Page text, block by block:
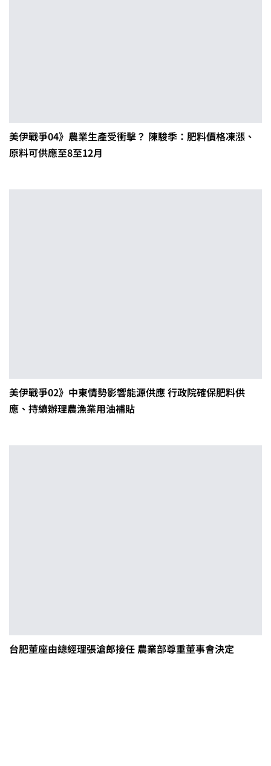
美伊戰爭04》農業生產受衝擊？ 陳駿季：肥料價格凍漲、
原料可供應至8至12月
美伊戰爭02》中東情勢影響能源供應 行政院確保肥料供
應、持續辦理農漁業用油補貼
台肥董座由總經理張滄郎接任 農業部尊重董事會決定